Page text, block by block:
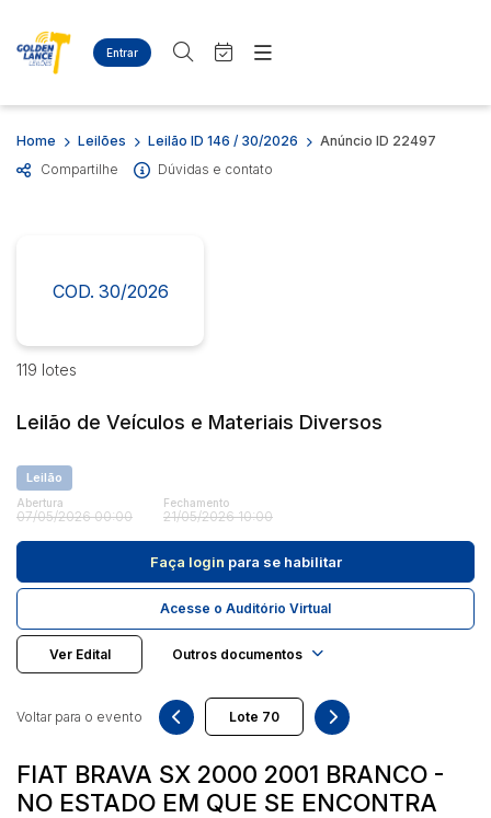
Entrar
Criar conta Entrar
Site
Agenda
Quem Somos
Diversos
Eletros/eletrônicos
Eletrodomésticos
Busca por palavra-chave
Bairro
Judiciais Extrajudiciais
R$
Quem Somos
Home Leilões Leilão ID 146 / 30/2026
Anúncio ID 22497
Compartilhe
Dúvidas e contato
COD. 30/2026
119 lotes
Leilão de Veículos e Materiais Diversos
Leilão
Abertura
07/05/2026 00:00
Fechamento
21/05/2026 10:00
Faça login para se habilitar
Acesse o Auditório Virtual
Ver Edital Outros documentos
FIAT BRAVA SX 2000 2001 BRANCO -
NO ESTADO EM QUE SE ENCONTRA
Voltar para o evento